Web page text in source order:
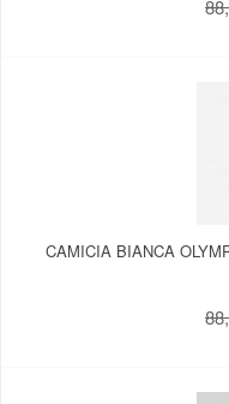
CAMICIA BIANCA